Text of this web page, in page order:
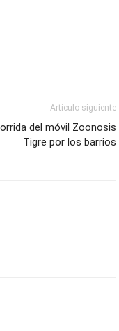
Artículo siguiente
del móvil Zoonosis
Tigre por los barrios